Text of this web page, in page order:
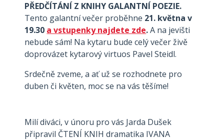
PŘEDČÍTÁNÍ Z KNIHY GALANTNÍ POEZIE.
Tento galantní večer proběhne 21. května v
19.30 a vstupenky najdete zde.A na jevišti
nebude sám! Na kytaru bude celý večer živě
doprovázet kytarový virtuos Pavel Steidl.
Srdečně zveme, a ať už se rozhodnete pro
duben či květen, moc se na vás těšíme!
Milí diváci, v únoru pro vás Jarda Dušek
připravil ČTENÍ KNIH dramatika IVANA